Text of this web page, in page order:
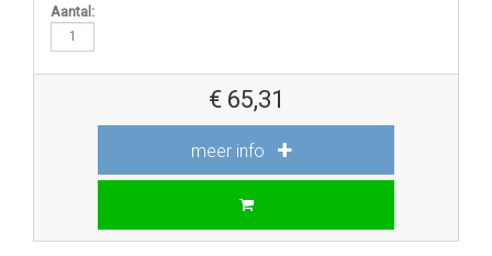
Aantal:
€ 65,31
meer info